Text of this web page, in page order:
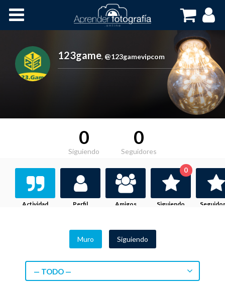
Cursos OnLine
123game, @123gamevipcom
0
Siguiendo
0
Seguidores
Actividad Perfil Amigos Siguiendo
0
Muro Siguiendo
— TODO —